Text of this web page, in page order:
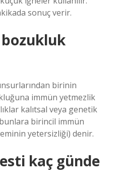
sonuç verir.
birinin
immün yetmezlik
kalıtsal veya genetik
birincil immün
yetersizliği) denir.
kaç günde